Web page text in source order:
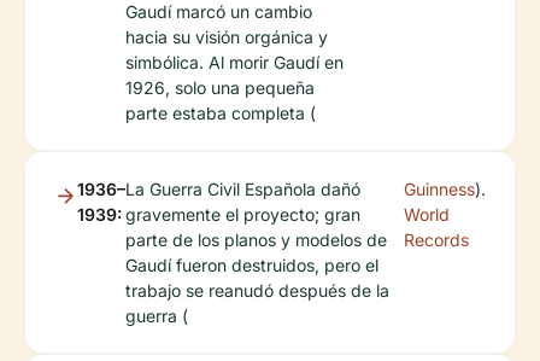
Gaudí marcó un cambio
hacia su visión orgánica y
simbólica. Al morir Gaudí en
1926, solo una pequeña
parte estaba completa (
1936–
1939:
La Guerra Civil Española dañó
gravemente el proyecto; gran
parte de los planos y modelos de
Gaudí fueron destruidos, pero el
trabajo se reanudó después de la
guerra (
Guinness
World
Records
).